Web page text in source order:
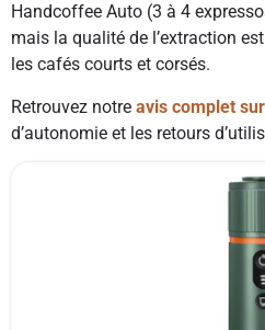
Handcoffee Auto (3 à 4
mais la qualité de l’extraction
les cafés courts et corsés.
Retrouvez notre avis complet
d’autonomie et les retours